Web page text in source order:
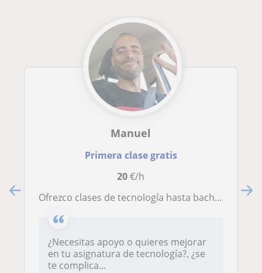
Manuel
Primera clase gratis
20€/h
Ofrezco clases de tecnología hasta bachillerato, inglés hasta 4o eso, y español para adultos en inglés
¿Necesitas apoyo o quieres mejorar
en tu asignatura de tecnología?, ¿se
te complica...